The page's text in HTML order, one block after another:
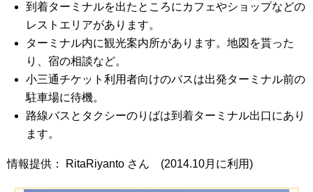
到着ターミナルを出たところにカフェやショップなどの
レストエリアがあります。
ターミナル内に観光案内所があります。地図を貰った
り、宿の相談など。
小三通チケット利用者向けのバスは出発ターミナル前の
駐車場に待機。
路線バスとタクシーのりばは到着ターミナル出口にあり
ます。
情報提供： RitaRiyanto さん (2014.10月に利用)